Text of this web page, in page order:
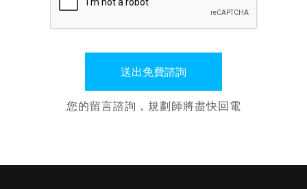
您的留言諮詢，規劃師將盡快回電